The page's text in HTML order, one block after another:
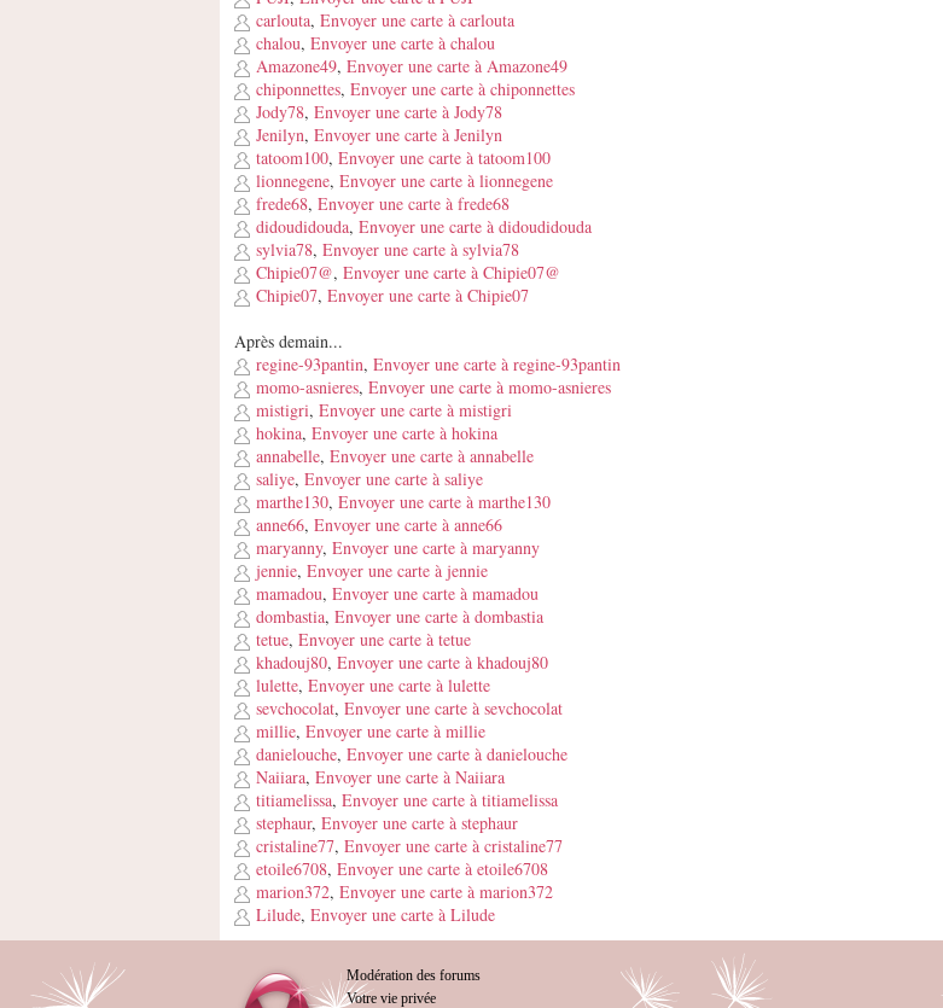
carlouta, Envoyer une carte à carlouta
chalou, Envoyer une carte à chalou
Amazone49, Envoyer une carte à Amazone49
chiponnettes, Envoyer une carte à chiponnettes
Jody78, Envoyer une carte à Jody78
Jenilyn, Envoyer une carte à Jenilyn
tatoom100, Envoyer une carte à tatoom100
lionnegene, Envoyer une carte à lionnegene
frede68, Envoyer une carte à frede68
didoudidouda, Envoyer une carte à didoudidouda
sylvia78, Envoyer une carte à sylvia78
Chipie07@, Envoyer une carte à Chipie07@
Chipie07, Envoyer une carte à Chipie07
Après demain...
regine-93pantin, Envoyer une carte à regine-93pantin
momo-asnieres, Envoyer une carte à momo-asnieres
mistigri, Envoyer une carte à mistigri
hokina, Envoyer une carte à hokina
annabelle, Envoyer une carte à annabelle
saliye, Envoyer une carte à saliye
marthe130, Envoyer une carte à marthe130
anne66, Envoyer une carte à anne66
maryanny, Envoyer une carte à maryanny
jennie, Envoyer une carte à jennie
mamadou, Envoyer une carte à mamadou
dombastia, Envoyer une carte à dombastia
tetue, Envoyer une carte à tetue
khadouj80, Envoyer une carte à khadouj80
lulette, Envoyer une carte à lulette
sevchocolat, Envoyer une carte à sevchocolat
millie, Envoyer une carte à millie
danielouche, Envoyer une carte à danielouche
Naiiara, Envoyer une carte à Naiiara
titiamelissa, Envoyer une carte à titiamelissa
stephaur, Envoyer une carte à stephaur
cristaline77, Envoyer une carte à cristaline77
etoile6708, Envoyer une carte à etoile6708
marion372, Envoyer une carte à marion372
Lilude, Envoyer une carte à Lilude
Modération des forums
Votre vie privée